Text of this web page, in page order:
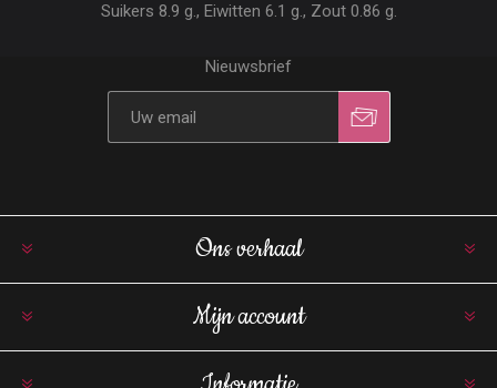
Suikers 8.9 g., Eiwitten 6.1 g., Zout 0.86 g.
Nieuwsbrief
Ons verhaal
Mijn account